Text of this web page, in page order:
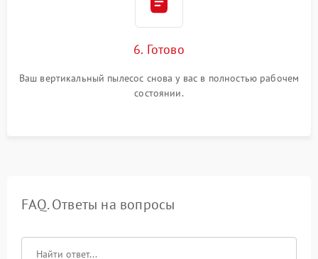
6. Готово
Ваш вертикальный пылесос снова у вас в полностью рабочем
состоянии.
FAQ. Ответы на вопросы